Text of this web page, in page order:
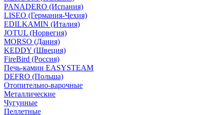
PANADERO (Испания)
LISEO (Германия-Чехия)
EDILKAMIN (Италия)
JOTUL (Норвегия)
MORSO (Дания)
KEDDY (Швеция)
FireBird (Россия)
Печь-камин EASYSTEAM
DEFRO (Польша)
Отопительно-варочные
Металлические
Чугунные
Пеллетные